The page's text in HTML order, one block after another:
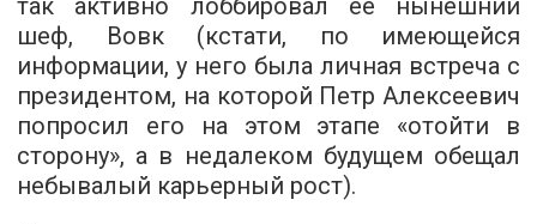
так активно лоббировал ее нынешний
шеф, Вовк (кстати, по имеющейся
информации, у него была личная встреча с
президентом, на которой Петр Алексеевич
попросил его на этом этапе «отойти в
сторону», а в недалеком будущем обещал
небывалый карьерный рост).